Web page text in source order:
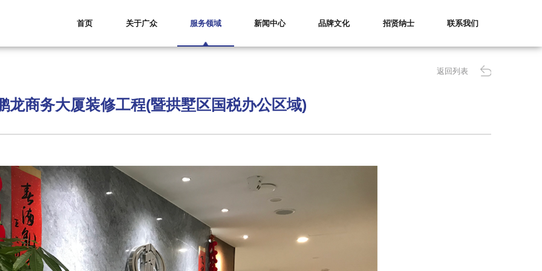
首页 关于广众 服务领域 新闻中心 品牌文化 招贤纳士 联系我们
返回列表
龙商务大厦装修工程(暨拱墅区国税办公区域)